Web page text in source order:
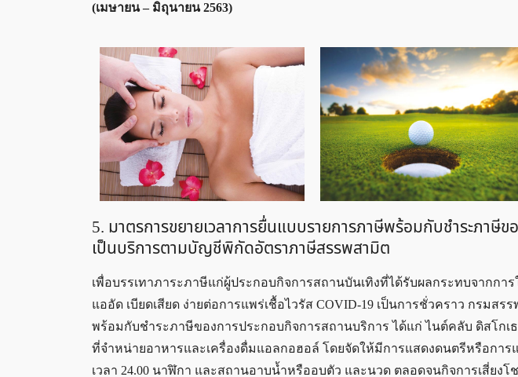
(เมษายน – มิถุนายน 2563)
5. มาตรการขยายเวลาการยื่นแบบรายการภาษีพร้อมกับชำระภาษี
เป็นบริการตามบัญชีพิกัดอัตราภาษีสรรพสามิต
เพื่อบรรเทาภาระภาษีแก่ผู้ประกอบกิจการสถานบันเทิงที่ได้รับผลกระทบจากก
แออัด เบียดเสียด ง่ายต่อการแพร่เชื้อไวรัส COVID-19 เป็นการชั่วคราว กรมส
พร้อมกับชำระภาษีของการประกอบกิจการสถานบริการ ได้แก่ ไนต์คลับ ดิสโกเ
ที่จำหน่ายอาหารและเครื่องดื่มแอลกอฮอล์ โดยจัดให้มีการแสดงดนตรีหรือการ
เวลา 24.00 นาฬิกา และสถานอาบน้ำหรืออบตัว และนวด ตลอดจนกิจการเสี่ยง